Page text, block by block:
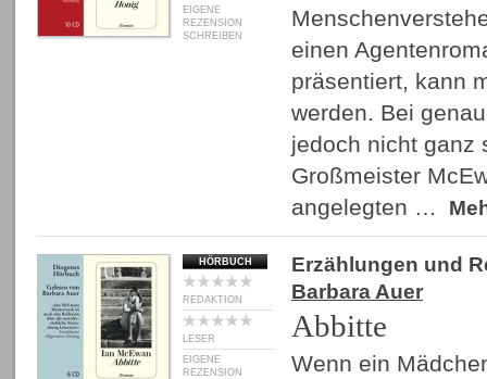
EIGENE
REZENSION
SCHREIBEN
einen
präsentiert, kann
werden. Bei
jedoch nicht ganz
Großmeister
angelegten …
HÖRBUCH
REDAKTION
LESER
EIGENE
REZENSION
Erzählungen und
Barbara Auer
Abbitte
Wenn ein